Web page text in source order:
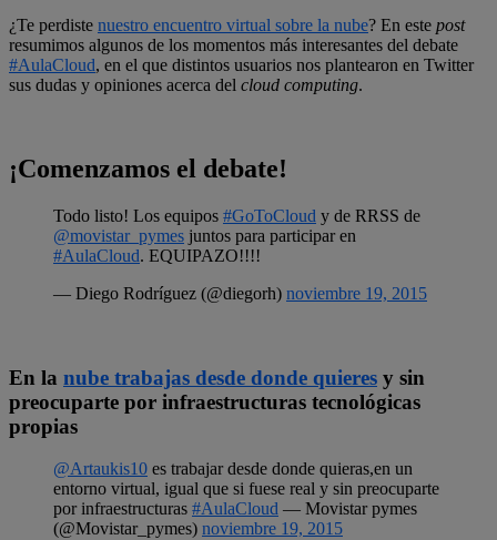
¿Te perdiste nuestro encuentro virtual sobre la nube? En este post
resumimos algunos de los momentos más interesantes del debate
#AulaCloud, en el que distintos usuarios nos plantearon en Twitter
sus dudas y opiniones acerca del cloud computing.
¡Comenzamos el debate!
Todo listo! Los equipos #GoToCloud y de RRSS de
@movistar_pymes juntos para participar en
#AulaCloud. EQUIPAZO!!!!
— Diego Rodríguez (@diegorh) noviembre 19, 2015
En la nube trabajas desde donde quieres y sin
preocuparte por infraestructuras tecnológicas
propias
@Artaukis10 es trabajar desde donde quieras,en un
entorno virtual, igual que si fuese real y sin preocuparte
por infraestructuras #AulaCloud — Movistar pymes
(@Movistar_pymes) noviembre 19, 2015